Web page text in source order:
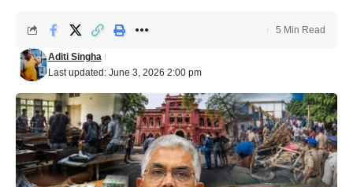
Last updated: June 3, 2026 2:00 pm
Aditi Singha
5 Min Read